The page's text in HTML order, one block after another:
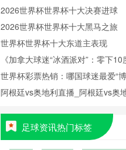
撼动
2026世界杯世界杯十大决赛进球
2026世界杯世界杯十大黑马之旅
世界杯世界杯十大东道主表现
《加拿大球迷“冰酒派对”：零下
毯+冰酒，体验极寒狂欢》
世界杯彩票热销：哪国球迷最爱“
阿根廷vs奥地利直播_阿根廷vs奥
足球资讯热门标签